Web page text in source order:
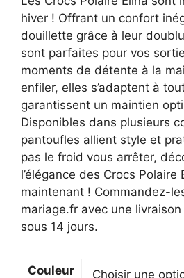
était :
33,30 €.
est :
27,30 €.
hiver ! Offrant un confort
douillette grâce à leur
sont parfaites pour vos
moments de détente à la
enfiler, elles s’adaptent à
garantissent un maintien
Disponibles dans plusieurs
pantoufles allient style et
pas le froid vous arrêter,
l’élégance des Crocs Polaire
maintenant ! Commandez-
mariage.fr avec une
sous 14 jours.
Couleur